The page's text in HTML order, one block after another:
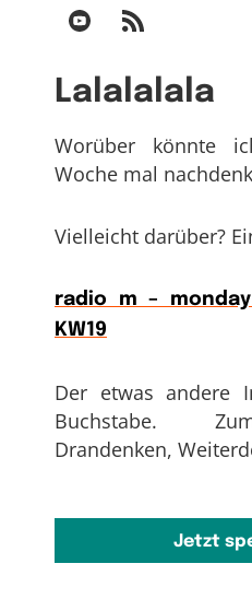
Lalalalala
Worüber könnte
Woche mal
Vielleicht darüber?
radio m –
KW19
Der etwas andere
Buchstabe.
Drandenken,
Jetzt